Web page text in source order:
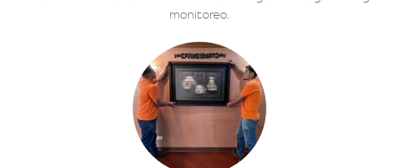
monitoreo.